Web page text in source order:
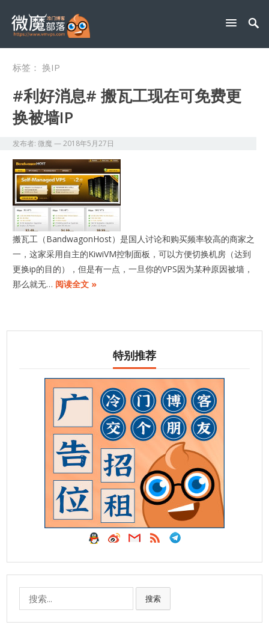
标签：换IP
#利好消息# 搬瓦工现在可免费更
换被墙IP
发布者:微魔—2018年5月27日
搬瓦工（BandwagonHost）是国人讨论和购买频率较高的商家之
一，这家采用自主的KiwiVM控制面板，可以方便切换机房（达到
更换ip的目的），但是有一点，一旦你的VPS因为某种原因被墙，
那么就无… 阅读全文 »
特别推荐
搜索